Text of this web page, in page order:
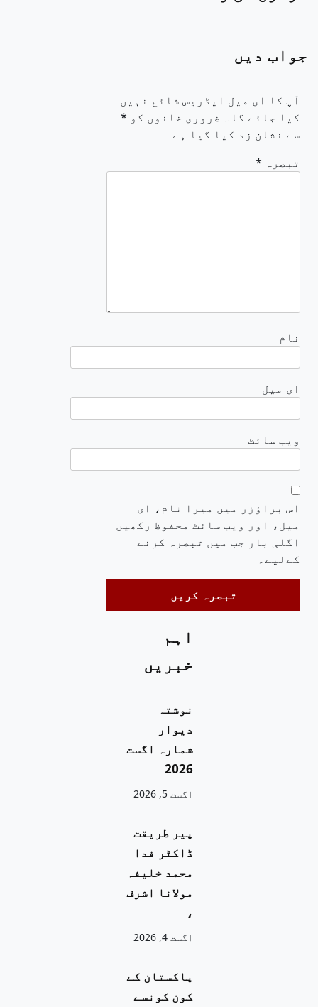
جواب دیں
آپ کا ای میل ایڈریس شائع نہیں
کیا جائے گا۔ ضروری خانوں کو *
سے نشان زد کیا گیا ہے
تبصرہ *
نام
ای میل
ویب‌ سائٹ
اس براؤزر میں میرا نام، ای
میل، اور ویب سائٹ محفوظ رکھیں
اگلی بار جب میں تبصرہ کرنے
کےلیے۔
اہم
خبریں
نوشتہ
دیوار
شمارہ اگست
2026
اگست 5, 2026
پیر طریقت
ڈاکٹر فدا
محمد خلیفہ
مولانا اشرف
،
اگست 4, 2026
پاکستان کے
کون کونسے